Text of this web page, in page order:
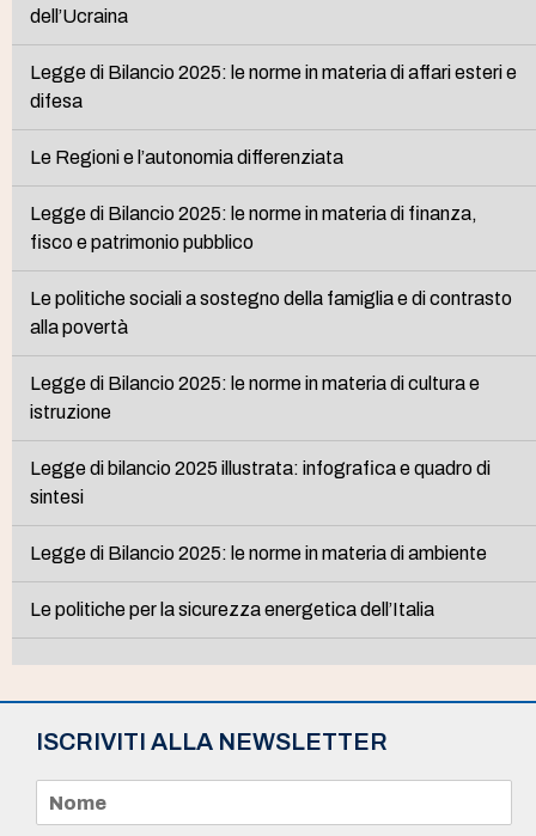
dell’Ucraina
Legge di Bilancio 2025: le norme in materia di affari esteri e
difesa
Le Regioni e l’autonomia differenziata
Legge di Bilancio 2025: le norme in materia di finanza,
fisco e patrimonio pubblico
Le politiche sociali a sostegno della famiglia e di contrasto
alla povertà
Legge di Bilancio 2025: le norme in materia di cultura e
istruzione
Legge di bilancio 2025 illustrata: infografica e quadro di
sintesi
Legge di Bilancio 2025: le norme in materia di ambiente
Le politiche per la sicurezza energetica dell’Italia
ISCRIVITI ALLA NEWSLETTER
m